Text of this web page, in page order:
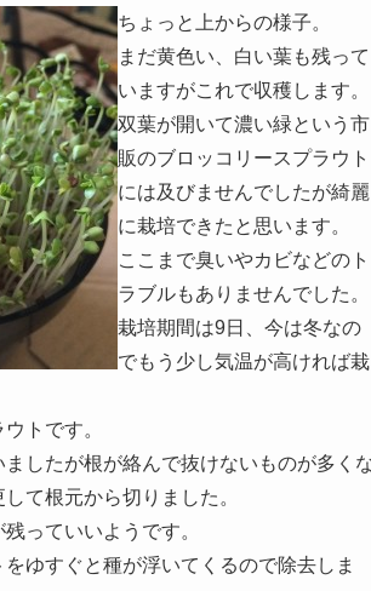
ちょっと上からの様子。
まだ黄色い、白い葉も残って
いますがこれで収穫します。
双葉が開いて濃い緑という市
販のブロッコリースプラウト
には及びませんでしたが綺麗
に栽培できたと思います。
ここまで臭いやカビなどのト
ラブルもありませんでした。
栽培期間は9日、今は冬なの
でもう少し気温が高ければ栽
トです。
したが根が絡んで抜けないものが多く
て根元から切りました。
っていいようです。
ゆすぐと種が浮いてくるので除去しま